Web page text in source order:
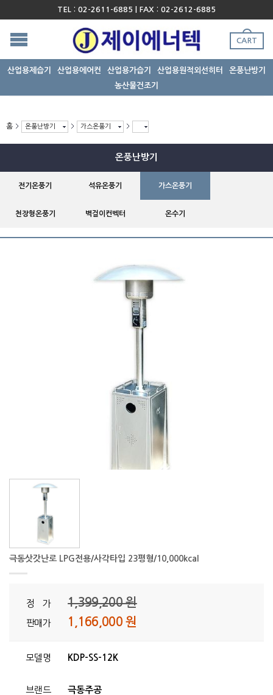
TEL : 02-2611-6885 | FAX : 02-2612-6885
CART
산업용제습기 산업용에어컨 산업용가습기 산업용원적외선히터
온풍난방기
농산물건조기
홈 온풍난방기 가스온풍기
온풍난방기
전기온풍기 석유온풍기 가스온풍기
천장형온풍기 벽걸이컨벡터 온수기
극동삿갓난로 LPG전용/사각타입 23평형/10,000kcal
정 가 1,399,200 원
판매가 1,166,000 원
모델명 KDP-SS-12K
브랜드 극동주공